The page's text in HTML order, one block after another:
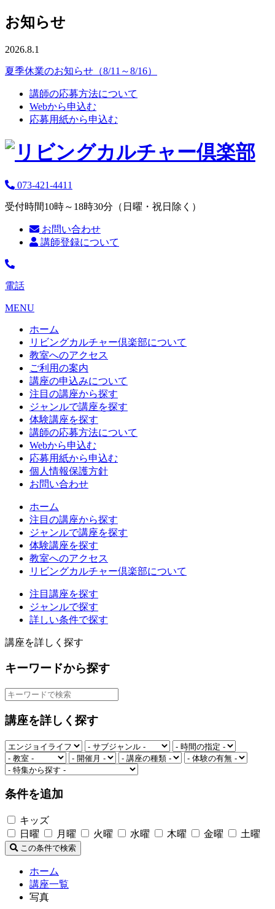
お知らせ
2026.8.1
夏季休業のお知らせ（8/11～8/16）
講師の応募方法について
Webから申込む
応募用紙から申込む
073-421-4411
受付時間10時～18時30分（日曜・祝日除く）
お問い合わせ
講師登録について
電話
MENU
ホーム
リビングカルチャー倶楽部について
教室へのアクセス
ご利用の案内
講座の申込みについて
注目の講座から探す
ジャンルで講座を探す
体験講座を探す
講師の応募方法について
Webから申込む
応募用紙から申込む
個人情報保護方針
お問い合わせ
ホーム
注目の講座から探す
ジャンルで講座を探す
体験講座を探す
教室へのアクセス
リビングカルチャー倶楽部について
注目講座を探す
ジャンルで探す
詳しい条件で探す
講座を詳しく探す
キーワードから探す
講座を詳しく探す
条件を追加
キッズ
日曜
月曜 火曜 水曜 木曜 金曜 土曜
この条件で検索
ホーム
講座一覧
写真